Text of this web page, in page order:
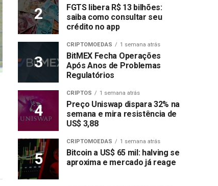
FGTS libera R$ 13 bilhões:
saiba como consultar seu
crédito no app
CRIPTOMOEDAS 1 semana atrás
BitMEX Fecha Operações
Após Anos de Problemas
Regulatórios
CRIPTOS 1 semana atrás
Preço Uniswap dispara 32% na
semana e mira resistência de
US$ 3,88
CRIPTOMOEDAS 1 semana atrás
Bitcoin a US$ 65 mil: halving se
aproxima e mercado já reage